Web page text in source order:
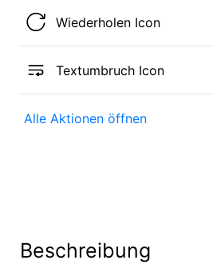
Wiederholen Icon
Textumbruch Icon
Alle Aktionen öffnen
Beschreibung